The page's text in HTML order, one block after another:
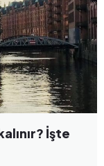
İşte